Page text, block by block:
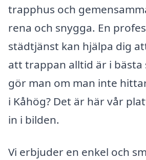
trapphus och
rena och snygga. En
städtjänst kan hjälpa dig
att trappan alltid är i bästa
gör man om man inte
i Kåhög? Det är här vår
in i bilden.
Vi erbjuder en enkel och